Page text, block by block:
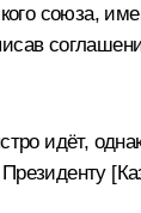
союза,
идёт,